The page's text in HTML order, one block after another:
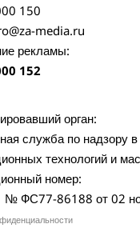
150
media.ru
рекламы:
152
орган:
служба по надзору
технологий и
номер:
ФС77-86188 от 02